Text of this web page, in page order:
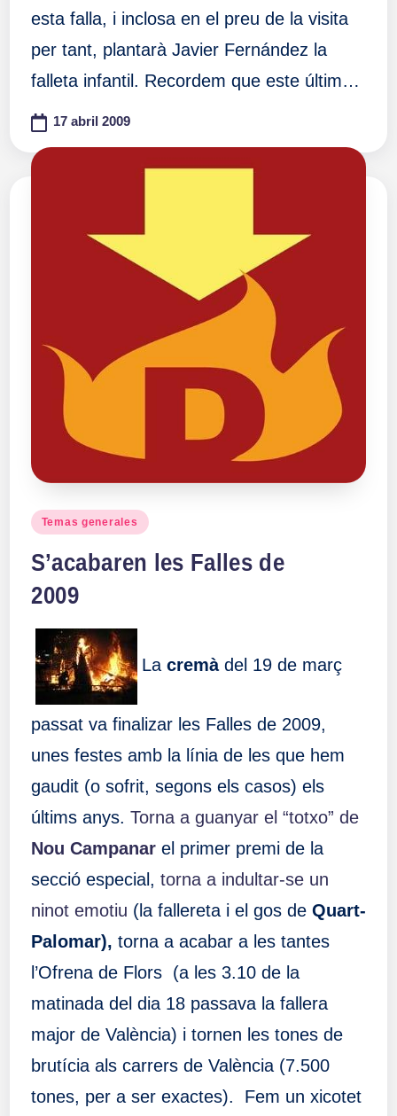
esta falla, i inclosa en el preu de la visita
per tant, plantarà Javier Fernández la
falleta infantil. Recordem que este últim…
17 abril 2009
Publicado
Temas generales
S’acabaren les Falles de
2009
La cremàdel 19 de març
passat va finalizar les Falles de 2009,
unes festes amb la línia de les que hem
gaudit (o sofrit, segons els casos) els
últims anys. Torna a guanyar el “totxo” de
Nou Campanarel primer premi de la
secció especial, torna a indultar-se un
ninot emotiu (la fallereta i el gos de Quart-
Palomar), torna a acabar a les tantes
l’Ofrena de Flors (a les 3.10 de la
matinada del dia 18 passava la fallera
major de València) i tornen les tones de
brutícia als carrers de València (7.500
tones, per a ser exactes). Fem un xicotet